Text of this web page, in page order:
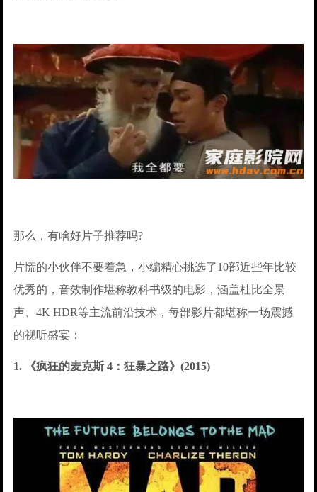
那么，有啥好片子推荐吗?
片慌的小伙伴不要着急，小编精心挑选了10部近些年比较
优秀的，音效制作堪称教科书级的电影，涵盖杜比全景
声、4K HDR等主流前沿技术，每部影片都堪称一场震撼
的视听盛宴：
1. 《疯狂的麦克斯 4：狂暴之路》(2015)